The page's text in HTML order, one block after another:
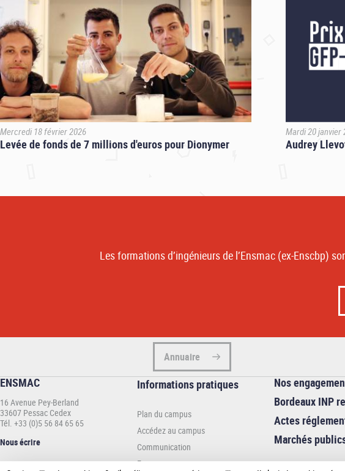
Mercredi 18 février 2026
Levée de fonds de 7 millions d'euros pour Dionymer
Mardi 20 janvier
Audrey
Les formations d’ingénieurs de l’Ensmac (ex-Enscbp)
Annuaire
ENSMAC
16 Avenue Pey-Berland
33607 Pessac Cedex
Tél. +33 (0)5 56 84 65 65
Nous écrire
Informations
ENSMAC
Informations pratiques
Plan du campus
Accédez au campus
Communication
Espace presse
Nos
Bordeaux INP
Actes
Marchés